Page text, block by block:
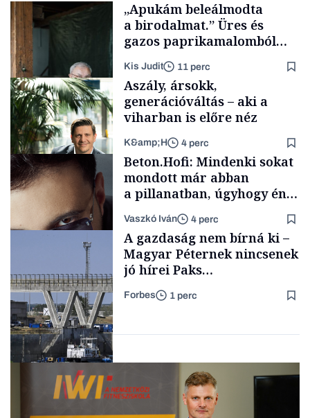
Családi
vállalkozások
„Apukám beleálmodta
a birodalmat.” Üres és
gazos paprikamalomból
lett az igazi családi
fűszersztori
Kis Judit 11 perc
TÁMOGATÓI
Aszály, ársokk,
generációváltás – aki a
viharban is előre néz
K&amp;H 4 perc
Forbes-sztori
Beton.Hofi: Mindenki sokat
mondott már abban
a pillanatban, úgyhogy én
a legsarkosabb
gondolataimat akartam
kimondani
Vaszkó Iván 4 perc
A gazdaság nem bírná ki –
Magyar Péternek nincsenek
jó hírei Paks
újraindításáról
Forbes 1 perc